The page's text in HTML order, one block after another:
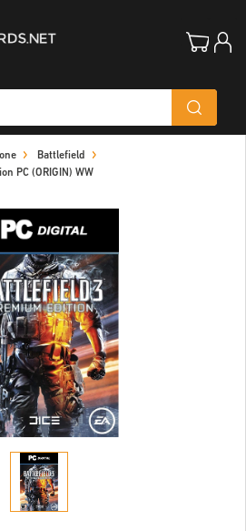
Battlefield
PC (ORIGIN) WW